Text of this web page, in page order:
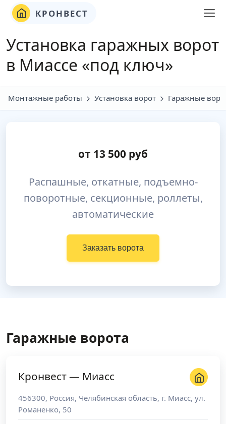
КРОНВЕСТ
Установка гаражных ворот
в Миассе «под ключ»
Монтажные работы Установка ворот Гаражные
от 13 500 руб
Распашные, откатные, подъемно-
поворотные, секционные, роллеты,
автоматические
Заказать ворота
Гаражные ворота
Кронвест — Миасс
456300, Россия, Челябинская область, г. Миасс, ул.
Романенко, 50